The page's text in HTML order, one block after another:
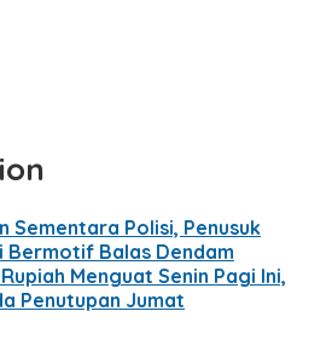
Sementara Polisi, Penusuk
Bermotif Balas Dendam
Menguat Senin Pagi Ini,
Penutupan Jumat